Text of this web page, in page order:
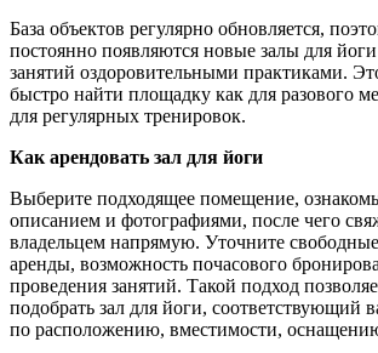
База объектов регулярно обновляется,
постоянно появляются новые залы для
занятий оздоровительными практиками.
быстро найти площадку как для разового
для регулярных тренировок.
Как арендовать зал для йоги
Выберите подходящее помещение,
описанием и фотографиями, после чего
владельцем напрямую. Уточните
аренды, возможность почасового
проведения занятий. Такой подход
подобрать зал для йоги, соответствующий
по расположению, вместимости,